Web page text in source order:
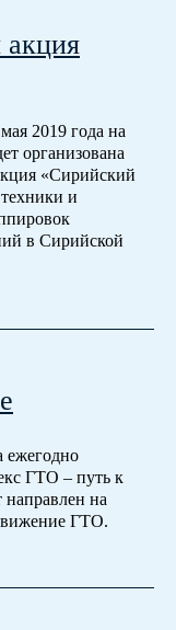
акция
2019 года на
организована
«Сирийский
и
в Сирийской
ежегодно
ГТО – путь к
направлен на
ГТО.